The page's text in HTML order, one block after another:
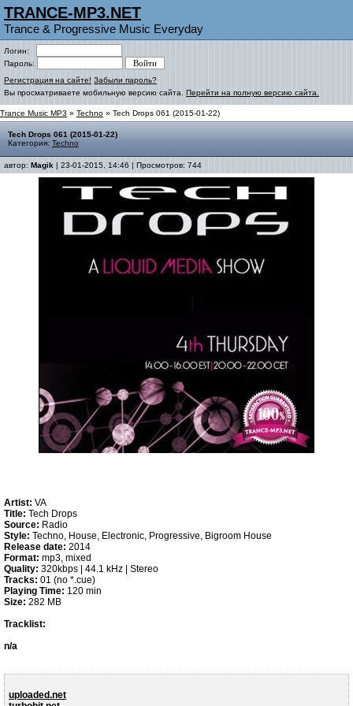
TRANCE-MP3.NET
Trance & Progressive Music Everyday
Логин:
Пароль:
Регистрация на сайте! Забыли пароль?
Вы просматриваете мобильную версию сайта. Перейти на полную версию сайта.
Trance Music MP3 » Techno » Tech Drops 061 (2015-01-22)
Tech Drops 061 (2015-01-22)
Категория: Techno
автор: Magik | 23-01-2015, 14:46 | Просмотров: 744
Artist: VA
Title: Tech Drops
Source: Radio
Style: Techno, House, Electronic, Progressive, Bigroom House
Release date: 2014
Format: mp3, mixed
Quality: 320kbps | 44.1 kHz | Stereo
Tracks: 01 (no *.cue)
Playing Time: 120 min
Size: 282 MB
Tracklist:
n/a
uploaded.net